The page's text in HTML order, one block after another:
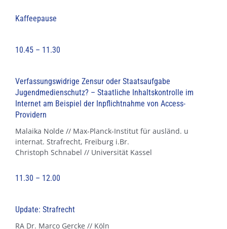
Kaffeepause
10.45 – 11.30
Verfassungswidrige Zensur oder Staatsaufgabe
Jugendmedienschutz? – Staatliche Inhaltskontrolle im
Internet am Beispiel der Inpflichtnahme von Access-
Providern
Malaika Nolde // Max-Planck-Institut für ausländ. u
internat. Strafrecht, Freiburg i.Br.
Christoph Schnabel // Universität Kassel
11.30 – 12.00
Update: Strafrecht
RA Dr. Marco Gercke // Köln